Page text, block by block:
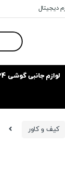
Search
for:
لوازم جانبی گوشی Galaxy S24
کیف و کاور